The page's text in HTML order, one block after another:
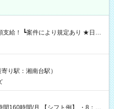
たその日に現金GET♪ お仕事後はコ
せます！ 【試用期間】試
り駅：湘南台駅）
シフト例】 ・8：00